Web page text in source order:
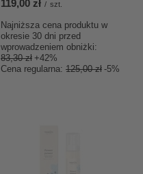
119,00 zł / szt.
Najniższa cena produktu w
okresie 30 dni przed
wprowadzeniem obniżki:
83,30 zł +42%
Cena regularna: 125,00 zł -5%